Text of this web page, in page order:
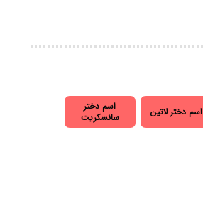
اسم دختر لاتین
اسم دختر
سانسکریت